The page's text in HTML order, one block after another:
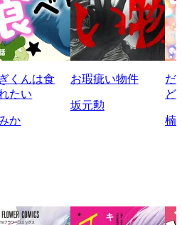
くんは食
たい
か
お瑕疵い物件
坂元勲
だ
ど
楠